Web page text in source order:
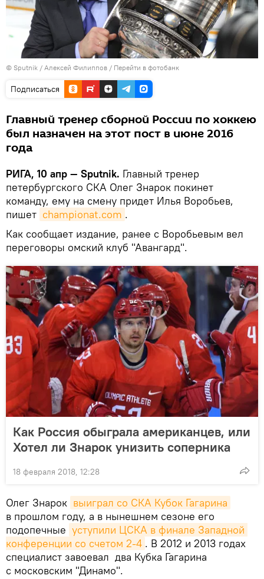
© Sputnik / Алексей Филиппов / Перейти в фотобанк
Подписаться
Главный тренер сборной России по хоккею
был назначен на этот пост в июне 2016
года
РИГА, 10 апр — Sputnik. Главный тренер
петербургского СКА Олег Знарок покинет
команду, ему на смену придет Илья Воробьев,
пишет championat.com .
Как сообщает издание, ранее с Воробьевым вел
переговоры омский клуб "Авангард".
Как Россия обыграла американцев, или
Хотел ли Знарок унизить соперника
18 февраля 2018, 12:28
Олег Знарок выиграл со СКА Кубок Гагарина
в прошлом году, а в нынешнем сезоне его
подопечные уступили ЦСКА в финале Западной
конференции со счетом 2-4 . В 2012 и 2013 годах
специалист завоевал два Кубка Гагарина
с московским "Динамо".